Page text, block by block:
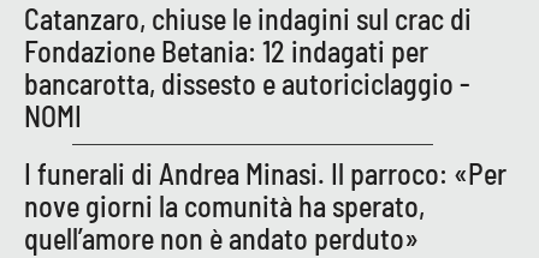
Parchi Marini Calabria
Leggendo Alvaro insieme
Imprese Di Calabria
Le perfidie di Antonella Grippo
Catanzaro, chiuse le indagini sul crac di
Fondazione Betania: 12 indagati per
bancarotta, dissesto e autoriciclaggio -
NOMI
I funerali di Andrea Minasi. Il parroco: «Per
nove giorni la comunità ha sperato,
quell’amore non è andato perduto»